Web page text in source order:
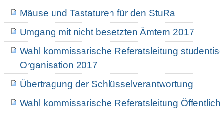
Mäuse und Tastaturen für den StuRa
Umgang mit nicht besetzten Ämtern 2017
Wahl kommissarische Referatsleitung
Organisation 2017
Übertragung der Schlüsselverantwortung
Wahl kommissarische Referatsleitung